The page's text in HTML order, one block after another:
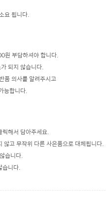
요 됩니다.
원 부담하셔야 합니다.
되지 않습니다.
품 의사를 알려주시고
능합니다.
해서 담아주세요.
고 무작위 다른 사은품으로 대체됩니다.
습니다.
니다.